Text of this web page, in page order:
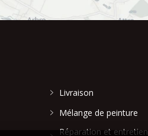
Livraison
Mélange de peinture
Réparation et entretien